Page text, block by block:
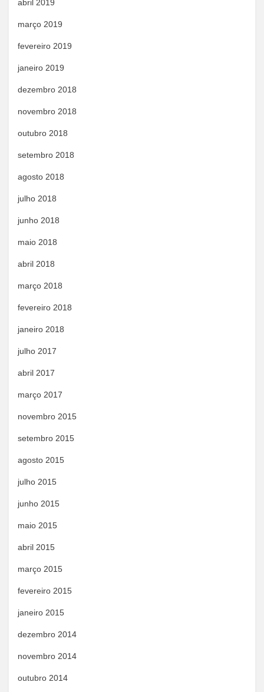
abril 2019
março 2019
fevereiro 2019
janeiro 2019
dezembro 2018
novembro 2018
outubro 2018
setembro 2018
agosto 2018
julho 2018
junho 2018
maio 2018
abril 2018
março 2018
fevereiro 2018
janeiro 2018
julho 2017
abril 2017
março 2017
novembro 2015
setembro 2015
agosto 2015
julho 2015
junho 2015
maio 2015
abril 2015
março 2015
fevereiro 2015
janeiro 2015
dezembro 2014
novembro 2014
outubro 2014